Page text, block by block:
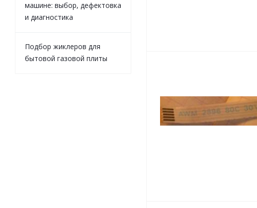
машине: выбор, дефектовка
и диагностика
Подбор жиклеров для
бытовой газовой плиты